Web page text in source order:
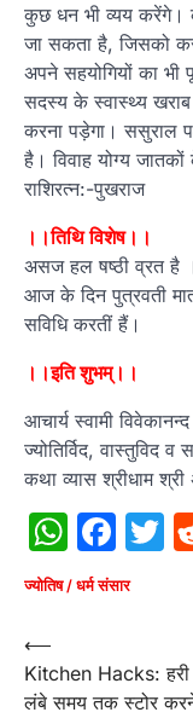
कुछ धन भी व्यय करेंगे।
जा सकता है, जिसको
अपने सहयोगियों का
सदस्य के स्वास्थ्य
करना पड़ेगा। ससुराल
है। विवाह योग्य
राशिरत्न:-पुखराज
।।तिथि विशेष।।
असज हल षष्ठी व्रत है ।
आज के दिन पुत्रवती
सविधि करतीं हैं।
।।इति शुभम्।।
आचार्य स्वामी
ज्योतिर्विद, वास्तुविद
कथा व्यास श्रीधाम
ज्योतिष / धर्म संसार
Post
navigation
⟵
Kitchen Hacks: हरी
लंबे समय तक स्टोर